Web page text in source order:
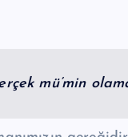
mü’min